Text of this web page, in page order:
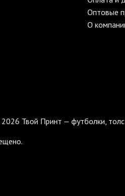
Оптовые
О
Твой Принт — футболки,